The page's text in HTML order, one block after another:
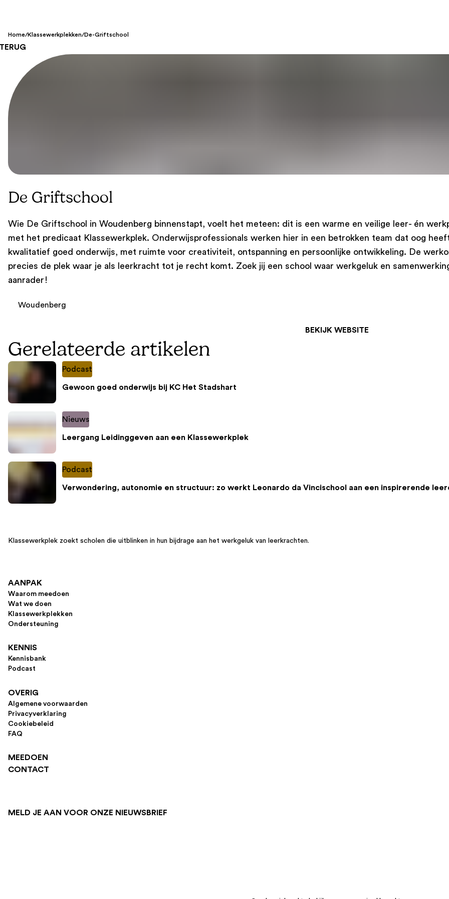
Home/Klassewerkplekken/De-Griftschool
De Griftschool
Wie De Griftschool in Woudenberg binnenstapt, voelt het meteen: dit is een warme en veilige leer- én
met het predicaat Klassewerkplek. Onderwijsprofessionals werken hier in een betrokken team dat oog
kwalitatief goed onderwijs, met ruimte voor creativiteit, ontspanning en persoonlijke ontwikkeling. De
precies de plek waar je als leerkracht tot je recht komt. Zoek jij een school waar werkgeluk en
aanrader!
Woudenberg
BEKIJK WEBSITE
Gerelateerde artikelen
Podcast
Gewoon goed onderwijs bij KC Het Stadshart
Nieuws
Leergang Leidinggeven aan een Klassewerkplek
Podcast
Verwondering, autonomie en structuur: zo werkt Leonardo da Vincischool aan een inspirerende
Klassewerkplek zoekt scholen die uitblinken in hun bijdrage aan het werkgeluk van leerkrachten.
AANPAK
Waarom meedoen
Wat we doen
Klassewerkplekken
Ondersteuning
KENNIS
Kennisbank
Podcast
OVERIG
Algemene voorwaarden
Privacyverklaring
Cookiebeleid
FAQ
MEEDOEN
CONTACT
MELD JE AAN VOOR ONZE NIEUWSBRIEF